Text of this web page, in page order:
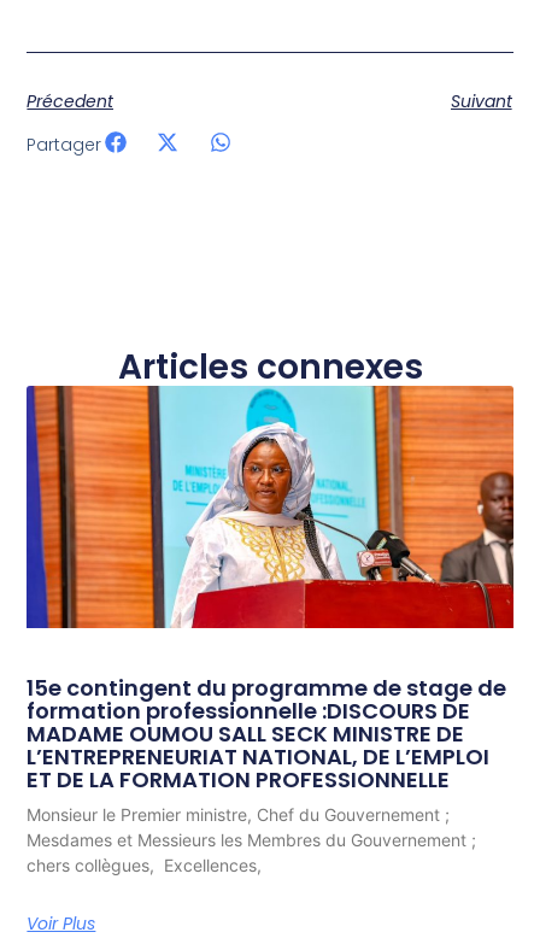
Précedent
Suivant
Partager
Articles connexes
15e contingent du programme de stage de
formation professionnelle :DISCOURS DE
MADAME OUMOU SALL SECK MINISTRE DE
L’ENTREPRENEURIAT NATIONAL, DE L’EMPLOI
ET DE LA FORMATION PROFESSIONNELLE
Monsieur le Premier ministre, Chef du Gouvernement ;
Mesdames et Messieurs les Membres du Gouvernement ;
chers collègues, Excellences,
Voir Plus